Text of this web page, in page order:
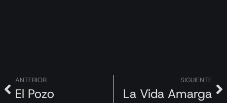
ANTERIOR
El Pozo
SIGUIENTE
La Vida Amarga